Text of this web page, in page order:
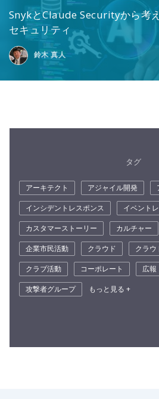
SnykとClaude Securityから考
セキュリティ
鈴木 真人
タグ
アーキテクト アジャイル開発
インシデントレスポンス
イベント
カスタマーストーリー
カルチャー
企業市民活動
クラウド
クラウ
クラブ活動
コーポレート
広報
攻撃者グループ
もっと見る +